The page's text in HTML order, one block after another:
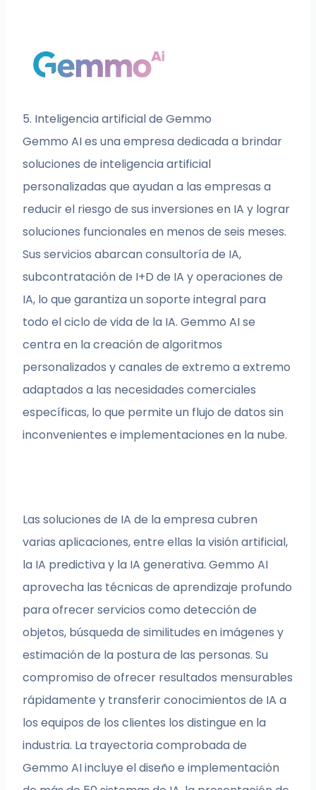
5. Inteligencia artificial de Gemmo
Gemmo AI es una empresa dedicada a brindar
soluciones de inteligencia artificial
personalizadas que ayudan a las empresas a
reducir el riesgo de sus inversiones en IA y lograr
soluciones funcionales en menos de seis meses.
Sus servicios abarcan consultoría de IA,
subcontratación de I+D de IA y operaciones de
IA, lo que garantiza un soporte integral para
todo el ciclo de vida de la IA. Gemmo AI se
centra en la creación de algoritmos
personalizados y canales de extremo a extremo
adaptados a las necesidades comerciales
específicas, lo que permite un flujo de datos sin
inconvenientes e implementaciones en la nube.
Las soluciones de IA de la empresa cubren
varias aplicaciones, entre ellas la visión artificial,
la IA predictiva y la IA generativa. Gemmo AI
aprovecha las técnicas de aprendizaje profundo
para ofrecer servicios como detección de
objetos, búsqueda de similitudes en imágenes y
estimación de la postura de las personas. Su
compromiso de ofrecer resultados mensurables
rápidamente y transferir conocimientos de IA a
los equipos de los clientes los distingue en la
industria. La trayectoria comprobada de
Gemmo AI incluye el diseño e implementación